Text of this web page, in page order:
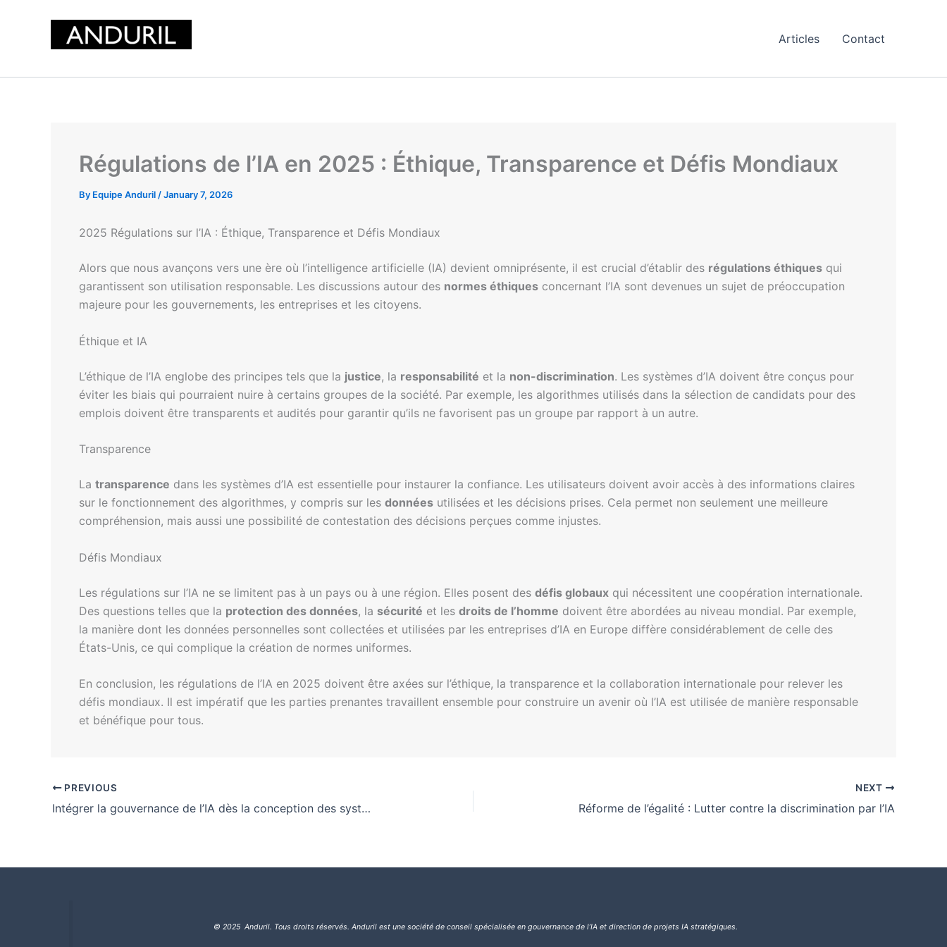
Articles Contact
Régulations de l’IA en 2025 : Éthique, Transparence et Défis Mondiaux
By Equipe Anduril /January 7, 2026
2025 Régulations sur l’IA : Éthique, Transparence et Défis Mondiaux
Alors que nous avançons vers une ère où l’intelligence artificielle (IA) devient omniprésente, il est crucial d’établir des régulations éthiques qui
garantissent son utilisation responsable. Les discussions autour des normes éthiques concernant l’IA sont devenues un sujet de préoccupation
majeure pour les gouvernements, les entreprises et les citoyens.
Éthique et IA
L’éthique de l’IA englobe des principes tels que la justice, la responsabilité et la non-discrimination. Les systèmes d’IA doivent être conçus pour
éviter les biais qui pourraient nuire à certains groupes de la société. Par exemple, les algorithmes utilisés dans la sélection de candidats pour des
emplois doivent être transparents et audités pour garantir qu’ils ne favorisent pas un groupe par rapport à un autre.
Transparence
La transparence dans les systèmes d’IA est essentielle pour instaurer la confiance. Les utilisateurs doivent avoir accès à des informations claires
sur le fonctionnement des algorithmes, y compris sur les données utilisées et les décisions prises. Cela permet non seulement une meilleure
compréhension, mais aussi une possibilité de contestation des décisions perçues comme injustes.
Défis Mondiaux
Les régulations sur l’IA ne se limitent pas à un pays ou à une région. Elles posent des défis globaux qui nécessitent une coopération internationale.
Des questions telles que la protection des données, la sécurité et les droits de l’homme doivent être abordées au niveau mondial. Par exemple,
la manière dont les données personnelles sont collectées et utilisées par les entreprises d’IA en Europe diffère considérablement de celle des
États-Unis, ce qui complique la création de normes uniformes.
En conclusion, les régulations de l’IA en 2025 doivent être axées sur l’éthique, la transparence et la collaboration internationale pour relever les
défis mondiaux. Il est impératif que les parties prenantes travaillent ensemble pour construire un avenir où l’IA est utilisée de manière responsable
et bénéfique pour tous.
PREVIOUS
Intégrer la gouvernance de l’IA dès la conception des systèmes numériques
NEXT
Réforme de l’égalité : Lutter contre la discrimination par l’IA
© 2025 Anduril. Tous droits réservés. Anduril est une société de conseil spécialisée en gouvernance de l’IA et direction de projets IA stratégiques.